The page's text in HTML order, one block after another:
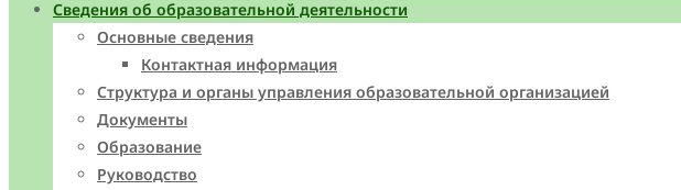
Сведения об образовательной деятельности
Основные сведения
Контактная информация
Структура и органы управления образовательной организацией
Документы
Образование
Руководство